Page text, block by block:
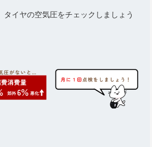
タイヤの空気圧をチェックしましょう